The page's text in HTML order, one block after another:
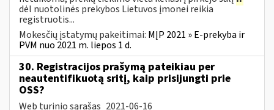
dėl nuotolinės prekybos Lietuvos įmonei reikia
registruotis...
Mokesčių įstatymų pakeitimai: MĮP 2021 » E-prekyba ir
PVM nuo 2021 m. liepos 1 d.
30. Registracijos prašymą pateikiau per
neautentifikuotą sritį, kaip prisijungti prie
OSS?
Web turinio sąrašas 2021-06-16